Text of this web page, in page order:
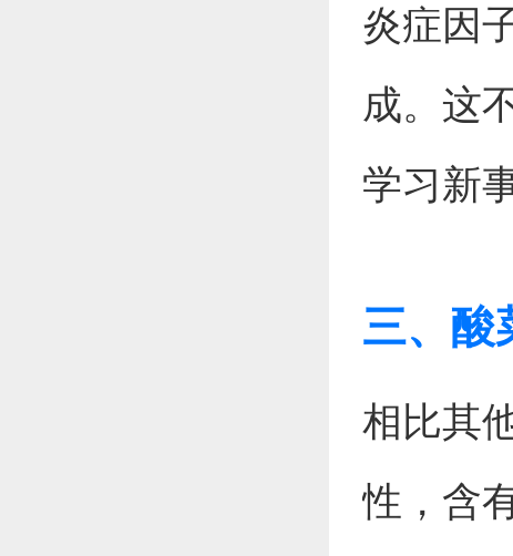
炎症因
成。这
学习新
三、酸
相比其
性，含